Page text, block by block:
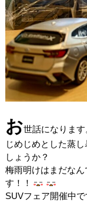
お世話になります
じめじめとした蒸
しょうか？
梅雨明けはまだな
す！！
SUVフェア開催中